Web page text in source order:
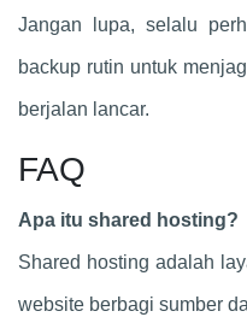
Jangan lupa, selalu
backup rutin untuk
berjalan lancar.
FAQ
Apa itu shared hosting?
Shared hosting adalah
website berbagi sumber